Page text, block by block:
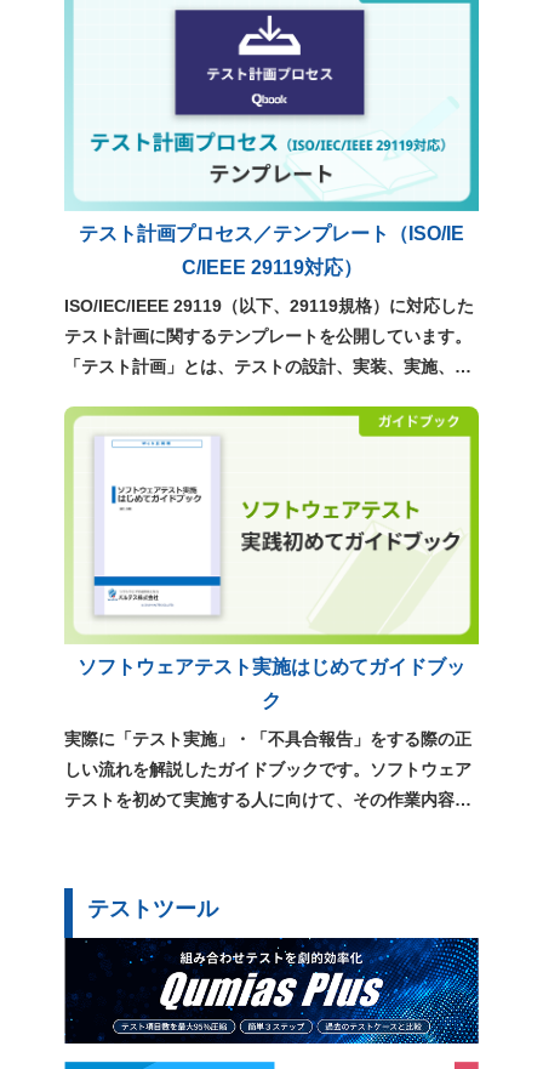
在利用可能な選択肢を俯瞰し、自社に適したサービス
やツールを検討するための参考資料としてご利用くだ
テスト計画プロセス／テンプレート（ISO/IE
C/IEEE 29119対応）
ISO/IEC/IEEE 29119（以下、29119規格）に対応した
テスト計画に関するテンプレートを公開しています。
「テスト計画」とは、テストの設計、実装、実施、管
す。ぜひ、実務での計画立案にご活用ください。 >
（29119規格対応）
ソフトウェアテスト実施はじめてガイドブッ
ク
実際に「テスト実施」・「不具合報告」をする際の正
しい流れを解説したガイドブックです。ソフトウェア
テストを初めて実施する人に向けて、その作業内容や
テストツール